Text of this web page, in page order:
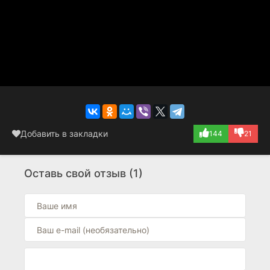
Добавить в закладки 144 21
Оставь свой отзыв (1)